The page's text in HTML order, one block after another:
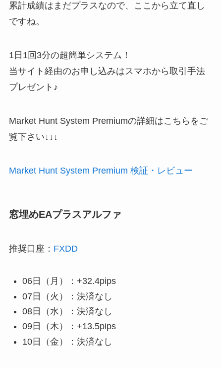
累計成績はまだプラスなので、ここから立て直し
ですね。
1日1回3分の超簡単システム！
当サイト経由のお申し込みはスマホから取引手法
プレゼント♪
Market Hunt System Premiumの詳細はこちらをご
覧下さい↓↓↓
Market Hunt System Premium 検証・レビュー
窓埋めEAプラスアルファ
推奨口座： FXDD
06日（月）：+32.4pips
07日（火）：決済なし
08日（水）：決済なし
09日（木）：+13.5pips
10日（金）：決済なし